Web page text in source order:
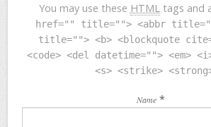
You may use these HTMLtags and
href="" title=""> <abbr
title=""> <b> <blockquote
<code> <del datetime=""> <em>
<s> <strike>
Name *